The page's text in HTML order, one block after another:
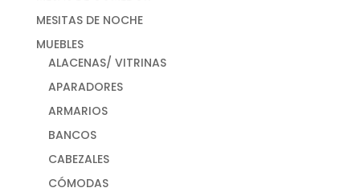
MESITAS DE NOCHE
MUEBLES
ALACENAS/ VITRINAS
APARADORES
ARMARIOS
BANCOS
CABEZALES
CÓMODAS